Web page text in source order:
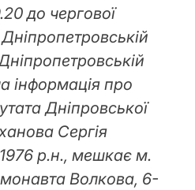
до чергової
інформація про
Дніпровської
Сергія
р.н., мешкає м.
Волкова, 6-